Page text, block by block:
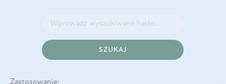
SZUKAJ
Zastosowanie: